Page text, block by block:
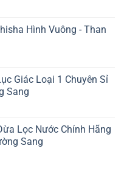
Hình Vuông - Than
Giác Loại 1 Chuyên Sỉ
Sang
Lọc Nước Chính Hãng
Sang